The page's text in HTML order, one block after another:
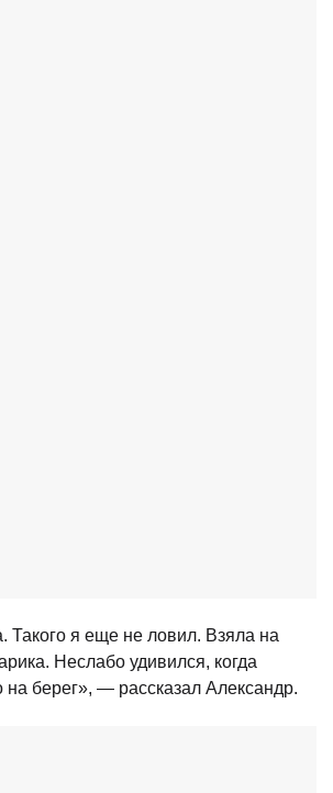
Такого я еще не ловил. Взяла на
Неслабо удивился, когда
на берег», — рассказал Александр.